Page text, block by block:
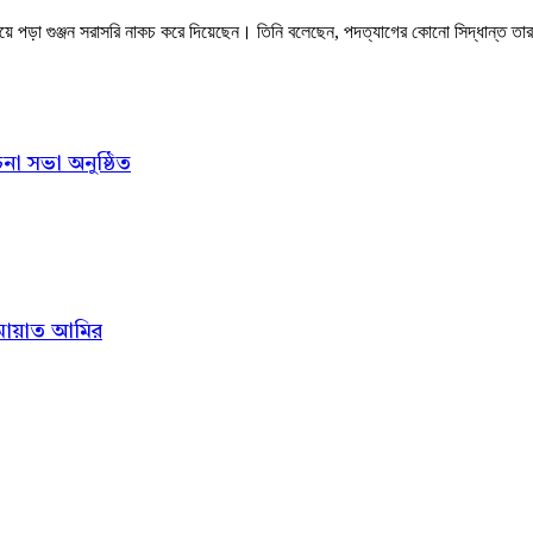
পড়া গুঞ্জন সরাসরি নাকচ করে দিয়েছেন। তিনি বলেছেন, পদত্যাগের কোনো সিদ্ধান্ত
সভা অনুষ্ঠিত
আমির